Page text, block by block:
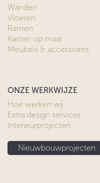
Wanden
Vloeren
Ramen
Kasten op maat
Meubels & accessoires
ONZE WERKWIJZE
Hoe werken wij
Extra design services
Interieurprojecten
Nieuwbouwprojecten